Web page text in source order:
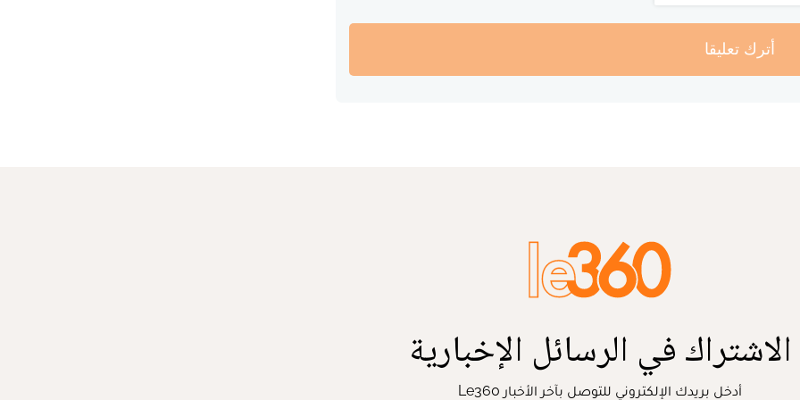
أترك تعليقا
الاشتراك في الرسائل الإخبارية
أدخل بريدك الإلكتروني للتوصل بآخر الأخبار Le360